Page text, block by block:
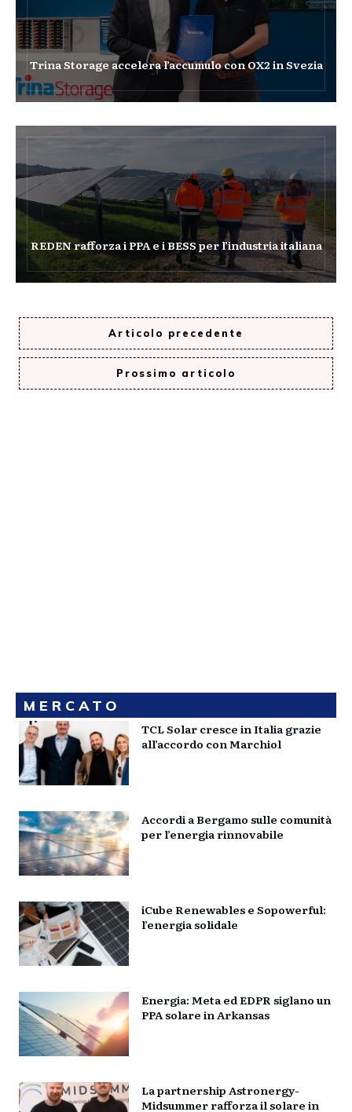
Trina Storage accelera l’accumulo con OX2 in Svezia
REDEN rafforza i PPA e i BESS per l’industria italiana
Articolo precedente
Prossimo articolo
MERCATO
TCL Solar cresce in Italia grazie
all’accordo con Marchiol
Accordi a Bergamo sulle comunità
per l’energia rinnovabile
iCube Renewables e Sopowerful:
l’energia solidale
Energia: Meta ed EDPR siglano un
PPA solare in Arkansas
La partnership Astronergy-
Midsummer rafforza il solare in